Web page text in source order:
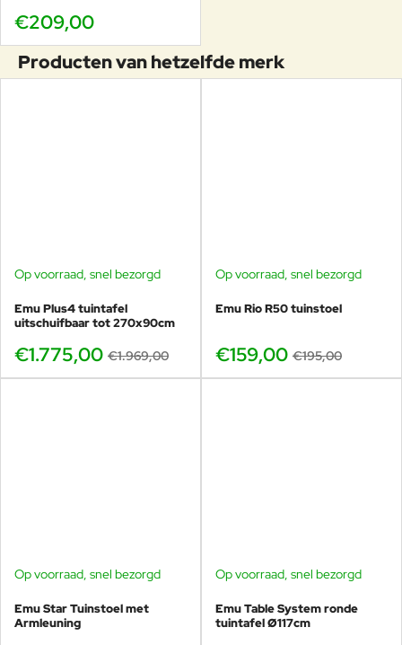
€209,00
Producten van hetzelfde merk
-10%
Op voorraad, snel bezorgd
Emu Plus4 tuintafel
uitschuifbaar tot 270x90cm
€1.775,00 €1.969,00
-18%
Op voorraad, snel bezorgd
Emu Rio R50 tuinstoel
€159,00 €195,00
-20%
Op voorraad, snel bezorgd
Emu Star Tuinstoel met
Armleuning
Op voorraad, snel bezorgd
Emu Table System ronde
tuintafel Ø117cm